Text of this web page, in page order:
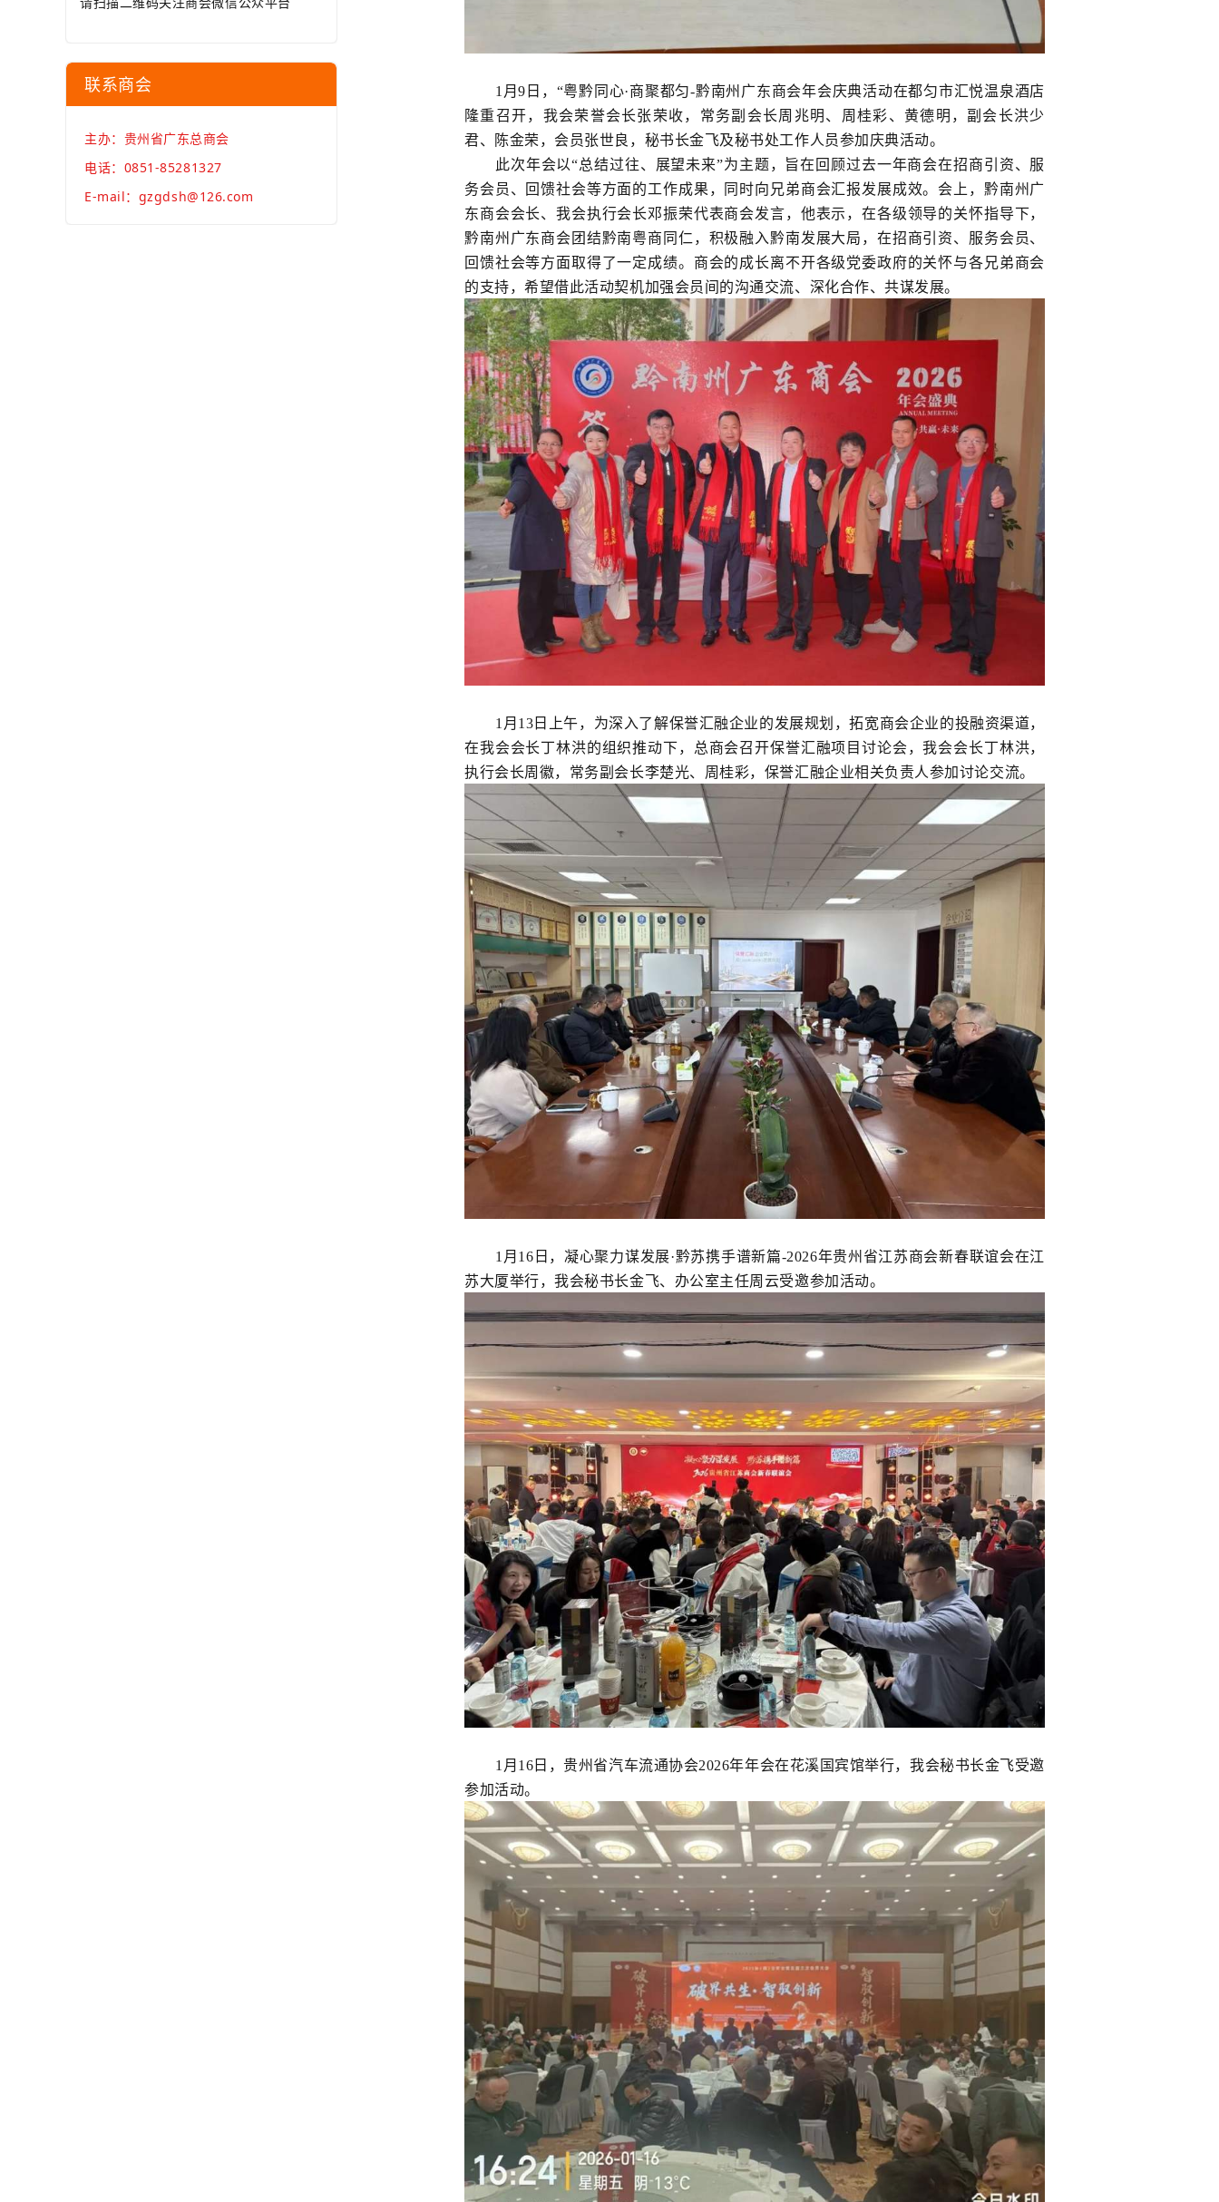
联系商会
主办：贵州省广东总商会
电话：0851-85281327
E-mail：gzgdsh@126.com
1 月9日，“粤黔同心·商聚都匀-黔南州广东商会年会庆典活动在都匀市汇悦温泉酒店
隆重召开，我会荣誉会长张荣收，常务副会长周兆明、周桂彩、黄德明，副会长洪少
君、陈金荣，会员张世良，秘书长金飞及秘书处工作人员参加庆典活动。
此次年会以“总结过往、展望未来”为主题，旨在回顾过去一年商会在招商引资、服
务会员、回馈社会等方面的工作成果，同时向兄弟商会汇报发展成效。会上，黔南州广
东商会会长、我会执行会长邓振荣代表商会发言，他表示，在各级领导的关怀指导下，
黔南州广东商会团结黔南粤商同仁，积极融入黔南发展大局，在招商引资、服务会员、
回馈社会等方面取得了一定成绩。商会的成长离不开各级党委政府的关怀与各兄弟商会
的支持，希望借此活动契机加强会员间的沟通交流、深化合作、共谋发展。
1 月13日上午，为深入了解保誉汇融企业的发展规划，拓宽商会企业的投融资渠道，
在我会会长丁林洪的组织推动下，总商会召开保誉汇融项目讨论会，我会会长丁林洪，
执行会长周徽，常务副会长李楚光、周桂彩，保誉汇融企业相关负责人参加讨论交流。
1 月16日， 凝心聚力谋发展·黔苏携手谱新篇-2026年贵州省江苏商会新春联谊会在江
苏大厦举行，我会秘书长金飞、办公室主任周云受邀参加活动。
1 月16日，贵州省汽车流通协会2026年年会在花溪国宾馆举行，我会秘书长金飞受邀
参加活动。